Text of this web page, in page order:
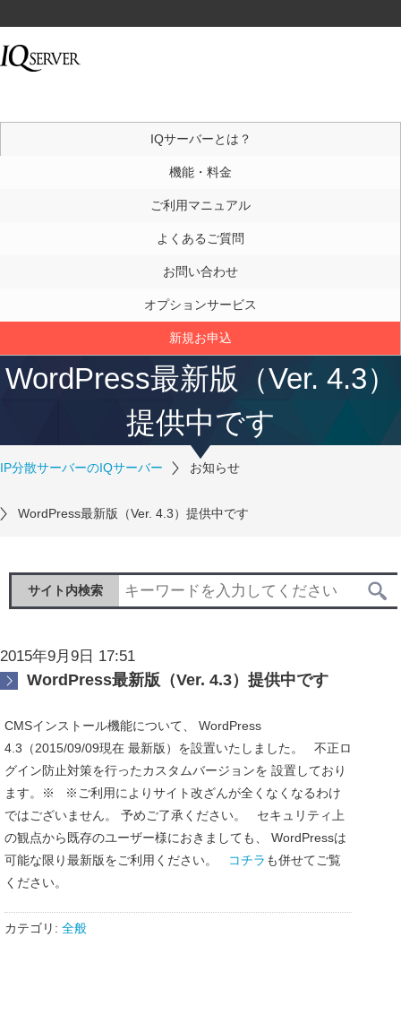
IQサーバーとは？
機能・料金
ご利用マニュアル
よくあるご質問
お問い合わせ
オプションサービス
新規お申込
WordPress最新版（Ver. 4.3）
提供中です
IP分散サーバーのIQサーバー お知らせ
WordPress最新版（Ver. 4.3）提供中です
サイト内検索
2015年9月9日 17:51
WordPress最新版（Ver. 4.3）提供中です
CMSインストール機能について、 WordPress
4.3（2015/09/09現在 最新版）を設置いたしました。 不正ロ
グイン防止対策を行ったカスタムバージョンを 設置しており
ます。※ ※ご利用によりサイト改ざんが全くなくなるわけ
ではございません。 予めご了承ください。 セキュリティ上
の観点から既存のユーザー様におきましても、 WordPressは
可能な限り最新版をご利用ください。
コチラ も併せてご覧
ください。
カテゴリ: 全般